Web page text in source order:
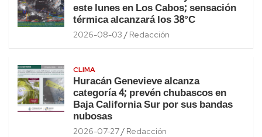
este lunes en Los Cabos; sensación
térmica alcanzará los 38°C
2026-08-03 Redacción
CLIMA
Huracán Genevieve alcanza
categoría 4; prevén chubascos en
Baja California Sur por sus bandas
nubosas
2026-07-27 Redacción